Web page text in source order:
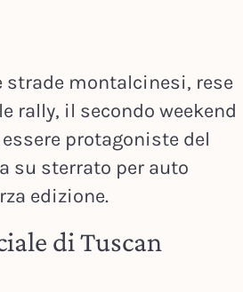
strade montalcinesi, rese
rally, il secondo weekend
protagoniste del
su sterrato per auto
edizione.
di Tuscan